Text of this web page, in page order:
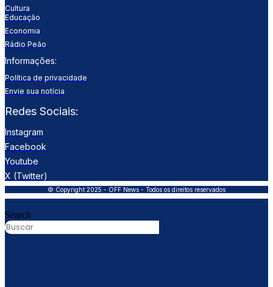
Cultura
Educação
Economia
Rádio Peão
Informações:
Política de privacidade
Envie sua notícia
Redes Sociais:
Instagram
Facebook
Youtube
X (Twitter)
© Copyright 2025 - OFF News - Todos os direitos reservados
Search